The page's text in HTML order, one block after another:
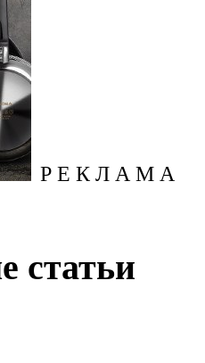
Р Е К Л А М А
статьи